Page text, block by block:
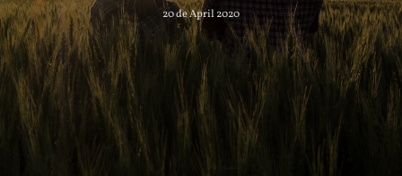
20 de April 2020